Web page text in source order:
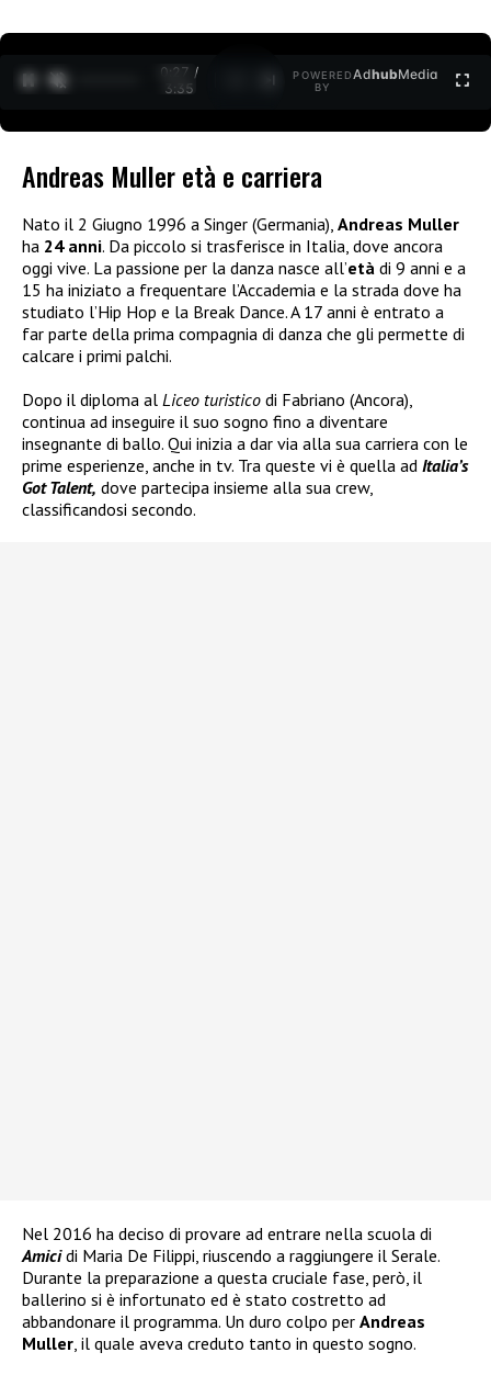
0:27 /
3:35
POWERED
BY
AdhubMedia
Andreas Muller età e carriera
Nato il 2 Giugno 1996 a Singer (Germania), Andreas Muller
ha 24 anni. Da piccolo si trasferisce in Italia, dove ancora
oggi vive. La passione per la danza nasce all’età di 9 anni e a
15 ha iniziato a frequentare l’Accademia e la strada dove ha
studiato l’Hip Hop e la Break Dance. A 17 anni è entrato a
far parte della prima compagnia di danza che gli permette di
calcare i primi palchi.
Dopo il diploma al Liceo turistico di Fabriano (Ancora),
continua ad inseguire il suo sogno fino a diventare
insegnante di ballo. Qui inizia a dar via alla sua carriera con le
prime esperienze, anche in tv. Tra queste vi è quella ad Italia’s
Got Talent, dove partecipa insieme alla sua crew,
classificandosi secondo.
Nel 2016 ha deciso di provare ad entrare nella scuola di
Amicidi Maria De Filippi, riuscendo a raggiungere il Serale.
Durante la preparazione a questa cruciale fase, però, il
ballerino si è infortunato ed è stato costretto ad
abbandonare il programma. Un duro colpo per Andreas
Muller, il quale aveva creduto tanto in questo sogno.